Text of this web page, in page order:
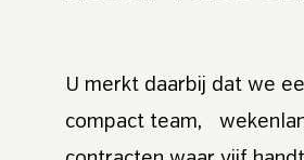
U merkt daarbij dat we
compact team,